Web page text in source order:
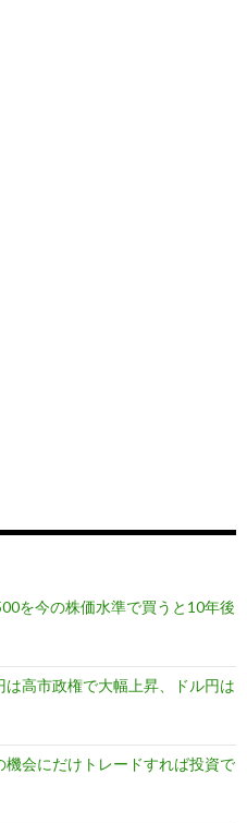
を今の株価水準で買うと10年後
高市政権で大幅上昇、ドル円は
会にだけトレードすれば投資で